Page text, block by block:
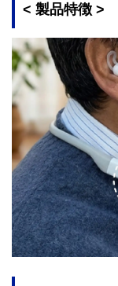
< 製品特徴 >